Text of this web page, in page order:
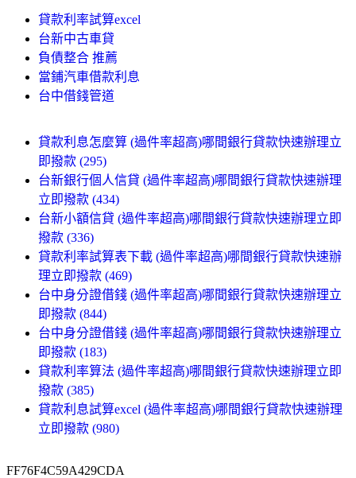
貸款利率試算excel
台新中古車貸
負債整合 推薦
當鋪汽車借款利息
台中借錢管道
貸款利息怎麼算 (過件率超高)哪間銀行貸款快速辦理立
即撥款 (295)
台新銀行個人信貸 (過件率超高)哪間銀行貸款快速辦理
立即撥款 (434)
台新小額信貸 (過件率超高)哪間銀行貸款快速辦理立即
撥款 (336)
貸款利率試算表下載 (過件率超高)哪間銀行貸款快速辦
理立即撥款 (469)
台中身分證借錢 (過件率超高)哪間銀行貸款快速辦理立
即撥款 (844)
台中身分證借錢 (過件率超高)哪間銀行貸款快速辦理立
即撥款 (183)
貸款利率算法 (過件率超高)哪間銀行貸款快速辦理立即
撥款 (385)
貸款利息試算excel (過件率超高)哪間銀行貸款快速辦理
立即撥款 (980)
FF76F4C59A429CDA